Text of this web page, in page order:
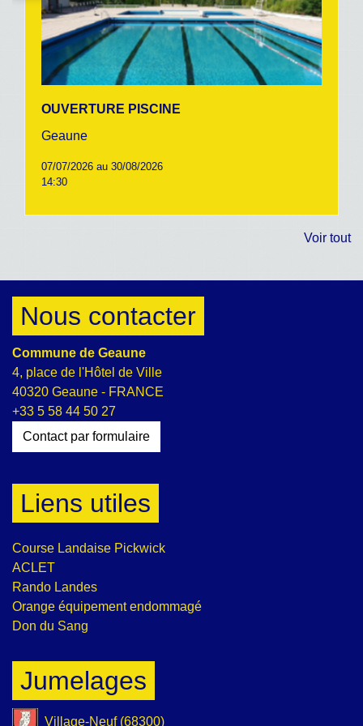
OUVERTURE PISCINE
Geaune
07/07/2026 au 30/08/2026
14:30
Voir tout
Nous contacter
Commune de Geaune
4, place de l'Hôtel de Ville
40320 Geaune - FRANCE
+33 5 58 44 50 27
Contact par formulaire
Liens utiles
Course Landaise Pickwick
ACLET
Rando Landes
Orange équipement endommagé
Don du Sang
Jumelages
Village-Neuf (68300)